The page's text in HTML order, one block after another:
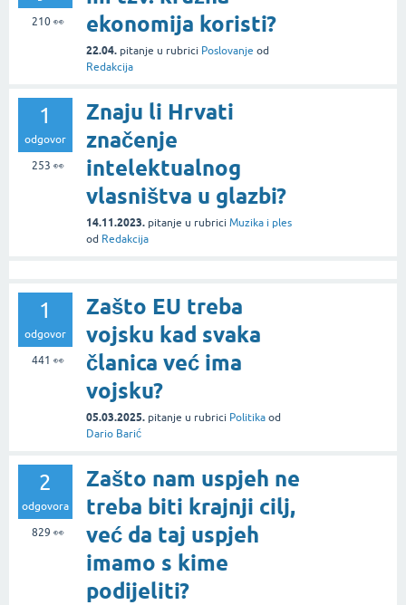
210👀
ekonomija koristi?
22.04. pitanje u rubrici Poslovanje od
Redakcija
1
odgovor
253 👀
Znaju li Hrvati
značenje
intelektualnog
vlasništva u glazbi?
14.11.2023. pitanje u rubrici Muzika i ples
od Redakcija
1
odgovor
441 👀
Zašto EU treba
vojsku kad svaka
članica već ima
vojsku?
05.03.2025. pitanje u rubrici Politika od
Dario Barić
2
odgovora
829 👀
Zašto nam uspjeh ne
treba biti krajnji cilj,
već da taj uspjeh
imamo s kime
podijeliti?